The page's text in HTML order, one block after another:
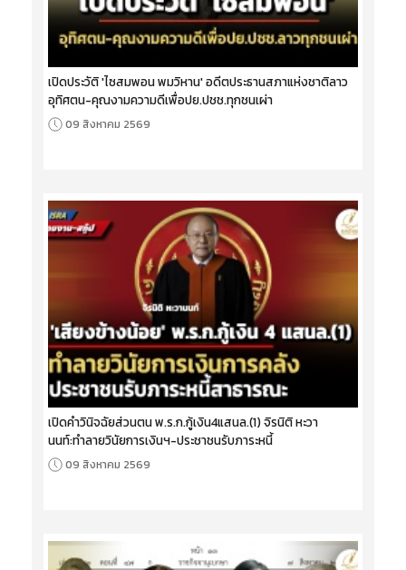
เปิดประวัติ 'ไซสมพอน พมวิหาน' อดีตประธานสภาแห่งชาติลาว
อุทิศตน-คุณงามความดีเพื่อปย.ปชช.ทุกชนเผ่า
09 สิงหาคม 2569
เปิดคำวินิจฉัยส่วนตน พ.ร.ก.กู้เงิน4แสนล.(1) จิรนิติ หะวา
นนท์:ทำลายวินัยการเงินฯ-ประชาชนรับภาระหนี้
09 สิงหาคม 2569